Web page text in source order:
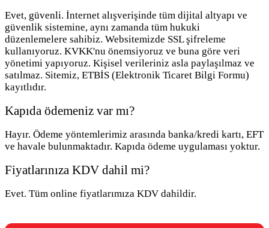
Evet, güvenli. İnternet alışverişinde tüm dijital altyapı ve
güvenlik sistemine, aynı zamanda tüm hukuki
düzenlemelere sahibiz. Websitemizde SSL şifreleme
kullanıyoruz. KVKK'nu önemsiyoruz ve buna göre veri
yönetimi yapıyoruz. Kişisel verileriniz asla paylaşılmaz ve
satılmaz. Sitemiz, ETBİS (Elektronik Ticaret Bilgi Formu)
kayıtlıdır.
Kapıda ödemeniz var mı?
Hayır. Ödeme yöntemlerimiz arasında banka/kredi kartı, EFT
ve havale bulunmaktadır. Kapıda ödeme uygulaması yoktur.
Fiyatlarınıza KDV dahil mi?
Evet. Tüm online fiyatlarımıza KDV dahildir.